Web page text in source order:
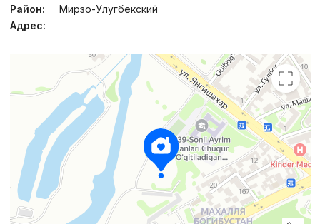
Район:
Мирзо-Улугбекский
Адрес: